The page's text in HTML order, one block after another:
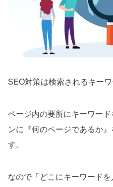
SEO対策は検索されるキーワ
ページ内の要所にキーワー
ンに『何のページであるか
す。
なので「どこにキーワード